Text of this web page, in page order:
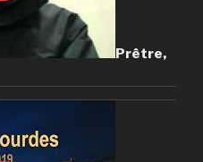
Prêtre,